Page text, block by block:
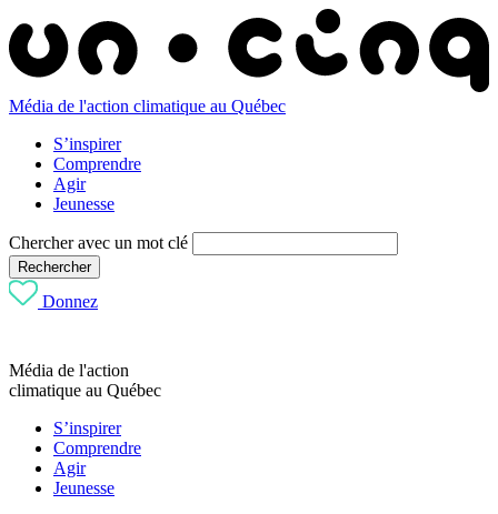
Média de l'action climatique au Québec
S’inspirer
Comprendre
Agir
Jeunesse
Chercher avec un mot clé
Rechercher
Donnez
Média de l'action
climatique au Québec
S’inspirer
Comprendre
Agir
Jeunesse